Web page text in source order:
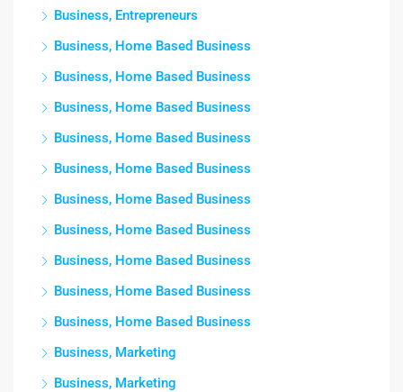
Business, Entrepreneurs
Business, Home Based Business
Business, Home Based Business
Business, Home Based Business
Business, Home Based Business
Business, Home Based Business
Business, Home Based Business
Business, Home Based Business
Business, Home Based Business
Business, Home Based Business
Business, Home Based Business
Business, Marketing
Business, Marketing